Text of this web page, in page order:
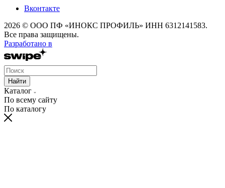
Вконтакте
2026 © ООО ПФ «ИНОКС ПРОФИЛЬ» ИНН 6312141583.
Все права защищены.
Разработано в
Найти
Каталог
По всему сайту
По каталогу